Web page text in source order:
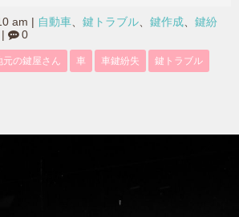
i
am 自動車、 鍵トラブル、 鍵作成、 鍵紛
0
元の鍵屋さん 車 車鍵紛失 鍵トラブル